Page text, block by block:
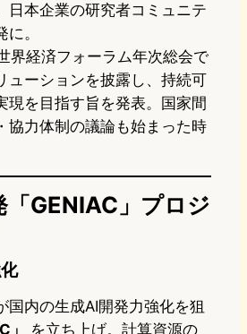
日本企業の研究者コミュニテ
。
界経済フォーラム年次総会で
ューションを披露し、持続可
現を目指す旨を発表。国家間
協力体制の議論も始まった時
「GENIAC」プロジ
国内の生成AI開発力強化を狙
」 を立ち上げ。計算資源の